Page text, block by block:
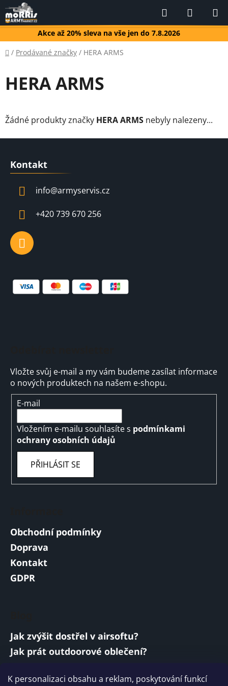
K personalizaci obsahu a reklam, poskytování funkcí
Přejít
na
obsah
Akce až 20% sleva na vše jen do 7.8.2026
Hledat
KOŠÍK
Domů
/ Prodávané značky / HERA ARMS
HERA ARMS
Žádné produkty značky HERA ARMS nebyly nalezeny...
Kontakt
info@armyservis.cz
+420 739 670 256
Vložte svůj e-mail a my vám budeme zasílat informace
o nových produktech na našem e-shopu.
E-mail
Vložením e-mailu souhlasíte s podmínkami
ochrany osobních údajů
PŘIHLÁSIT SE
Obchodní podmínky
Doprava
Kontakt
GDPR
Jak zvýšit dostřel v airsoftu?
Jak prát outdoorové oblečení?
Vojenská a armádní sluchátka: co musí